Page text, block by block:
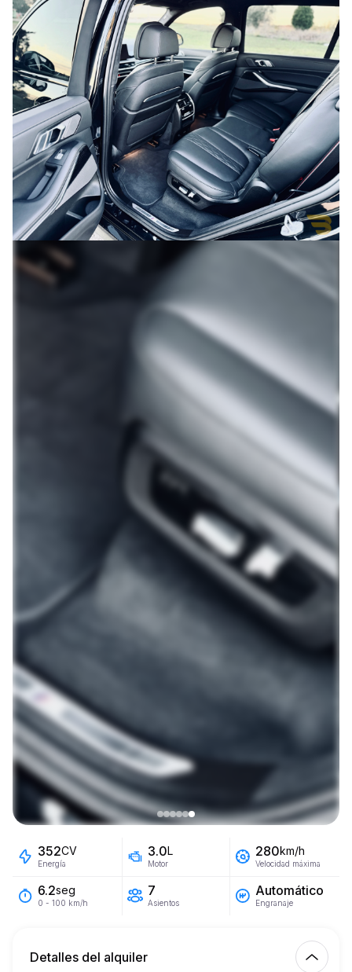
352CV
Energía
3.0L
Motor
280km/h
Velocidad máxima
6.2seg
0 - 100 km/h
7
Asientos
Automático
Engranaje
Detalles del alquiler